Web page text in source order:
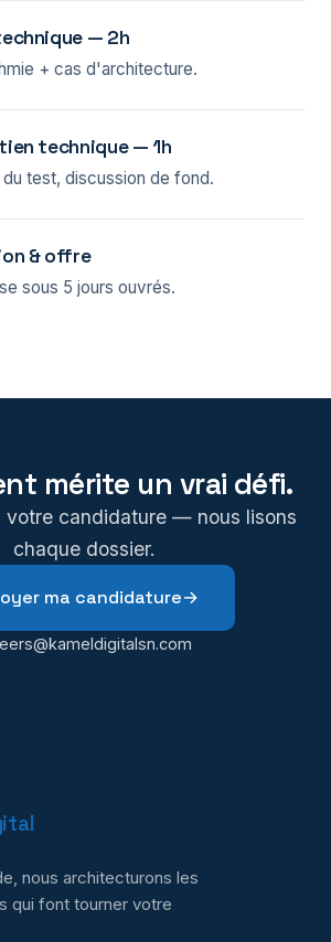
— 2h
+ cas d'architecture.
technique — 1h
du test, discussion de fond.
& offre
sous 5 jours ouvrés.
mérite un vrai défi.
votre candidature — nous lisons
chaque dossier.
ma candidature→
nous architecturons les
qui font tourner votre